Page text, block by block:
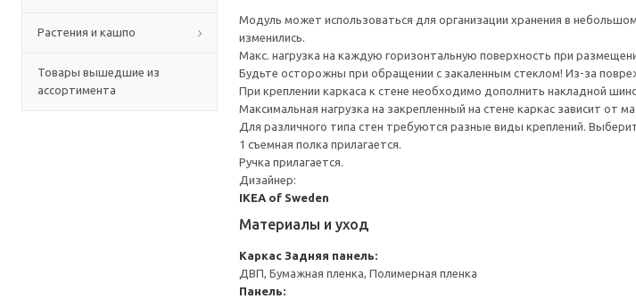
Растения и кашпо
Товары вышедшие из
ассортимента
Модуль может использоваться для организации хранения в
изменились.
Макс. нагрузка на каждую горизонтальную поверхность при
Будьте осторожны при обращении с закаленным стеклом! Из-за
При креплении каркаса к стене необходимо дополнить накладной
Максимальная нагрузка на закрепленный на стене каркас зависит от
Для различного типа стен требуются разные виды креплений.
1 съемная полка прилагается.
Ручка прилагается.
Дизайнер:
IKEA of Sweden
Материалы и уход
Каркас Задняя панель:
ДВП, Бумажная пленка, Полимерная пленка
Панель: